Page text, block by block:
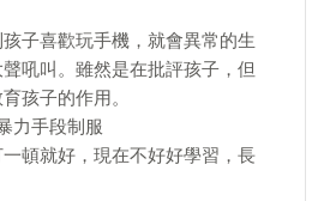
子喜歡玩手機，就會異常的生
吼叫。雖然是在批評孩子，但
孩子的作用。
力手段制服
頓就好，現在不好好學習，長